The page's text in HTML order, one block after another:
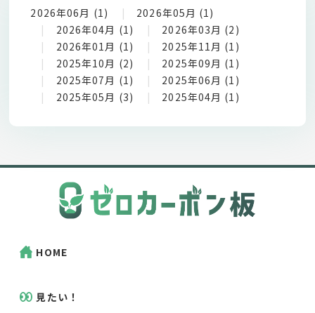
2026年06月 (1)
2026年05月 (1)
2026年04月 (1)
2026年03月 (2)
2026年01月 (1)
2025年11月 (1)
2025年10月 (2)
2025年09月 (1)
2025年07月 (1)
2025年06月 (1)
2025年05月 (3)
2025年04月 (1)
HOME
見たい！